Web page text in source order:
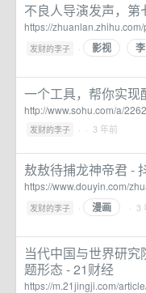
不良人导演发声，
https://
发财的李子 · 影视
一个工具，帮你实现
http://www.sohu.com/a/
发财的李子 · · 3 年前
敖敖待捕龙神帝君 -
https://www.douyin.com/
发财的李子 · 漫画 · 3
当代中国与世界研
题形态 - 21财经
https://m.21jingji.com/